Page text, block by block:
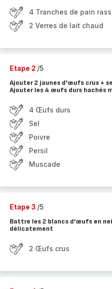
4 Tranches de pain
2 Verres de lait chaud
Etape 2 /5
Ajouter 2 jaunes d'œufs crus +
Ajouter les 4 œufs durs hachés
4 Œufs durs
Sel
Poivre
Persil
Muscade
Etape 3 /5
Battre les 2 blancs d'œufs en
délicatement
2 Œufs crus